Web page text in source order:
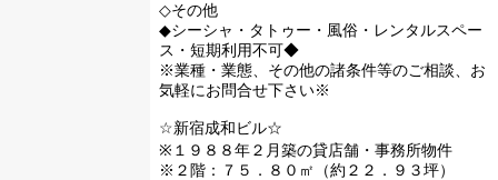
◇その他
◆シーシャ・タトゥー・風俗・レンタルスペー
ス・短期利用不可◆
※業種・業態、その他の諸条件等のご相談、お
気軽にお問合せ下さい※
☆新宿成和ビル☆
※１９８８年２月築の貸店舗・事務所物件
※２階：７５．８０㎡（約２２．９３坪）